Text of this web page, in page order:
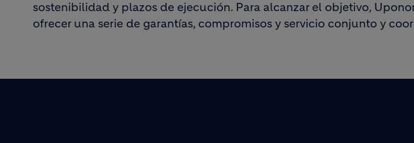
sostenibilidad y plazos de ejecución. Para alcanzar el objetivo,
ofrecer una serie de garantías, compromisos y servicio conjunto y